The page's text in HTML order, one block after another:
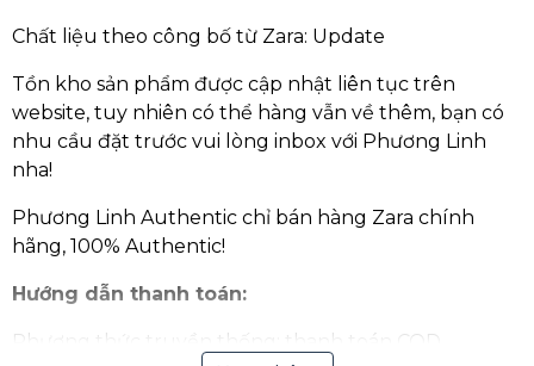
Chất liệu theo công bố từ Zara: Update
Tồn kho sản phẩm được cập nhật liên tục trên
website, tuy nhiên có thể hàng vẫn về thêm, bạn có
nhu cầu đặt trước vui lòng inbox với Phương Linh
nha!
Phương Linh Authentic chỉ bán hàng Zara chính
hãng, 100% Authentic!
Hướng dẫn thanh toán:
Phương thức truyền thống: thanh toán COD,